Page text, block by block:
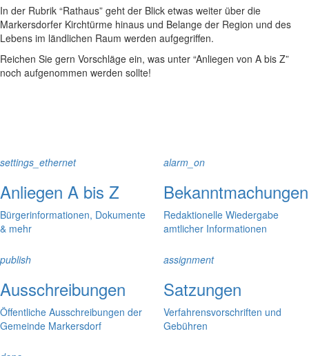
In der Rubrik “Rathaus” geht der Blick etwas weiter über die
Markersdorfer Kirchtürme hinaus und Belange der Region und des
Lebens im ländlichen Raum werden aufgegriffen.
Reichen Sie gern Vorschläge ein, was unter “Anliegen von A bis Z”
noch aufgenommen werden sollte!
settings_ethernet
Anliegen A bis Z
Bürgerinformationen, Dokumente
& mehr
alarm_on
Bekanntmachungen
Redaktionelle Wiedergabe
amtlicher Informationen
publish
Ausschreibungen
Öffentliche Ausschreibungen der
Gemeinde Markersdorf
assignment
Satzungen
Verfahrensvorschriften und
Gebühren